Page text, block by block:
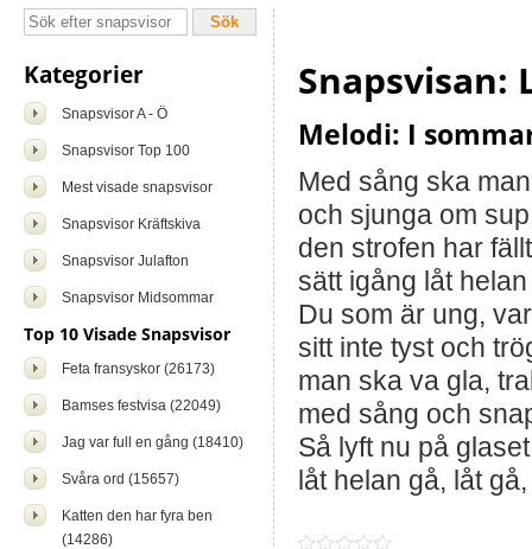
Kategorier
Snapsvisor A - Ö
Snapsvisor Top 100
Mest visade snapsvisor
Snapsvisor Kräftskiva
Snapsvisor Julafton
Snapsvisor Midsommar
Top 10 Visade Snapsvisor
Feta fransyskor (26173)
Bamses festvisa (22049)
Jag var full en gång (18410)
Svåra ord (15657)
Katten den har fyra ben
(14286)
Snapsvisan:
Melodi: I
Med sång ska
och sjunga om
den strofen har
sätt igång låt
Du som är ung,
sitt inte tyst och
man ska va gla,
med sång och
Så lyft nu på
låt helan gå, låt